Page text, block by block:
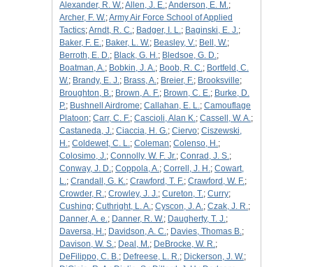
Alexander, R. W.;Allen, J. E.;Anderson, E. M.;
Archer, F. W.;Army Air Force School of Applied
Tactics;Arndt, R. C.; Badger, I. L.; Baginski, E. J.;
Baker, F. E.; Baker, L. W.; Beasley, V.; Bell, W.;
Berroth, E. D.; Black, G. H.; Bledsoe, G. D.;
Boatman, A.; Bobkin, J. A.; Boob, R. C.; Bortfeld, C.
W.; Brandy, E. J.; Brass, A.; Breier, F.; Brooksville;
Broughton, B.; Brown, A. F.; Brown, C. E.; Burke, D.
P.; Bushnell Airdrome; Callahan, E. L.; Camouflage
Platoon; Carr, C. F.; Cascioli, Alan K.; Cassell, W. A.;
Castaneda, J.; Ciaccia, H. G.; Ciervo; Ciszewski,
H.; Coldewet, C. L.; Coleman; Colenso, H.;
Colosimo, J.; Connolly, W. F. Jr.; Conrad, J. S.;
Conway, J. D.; Coppola, A.; Correll, J. H.; Cowart,
L.; Crandall, G. K.; Crawford, T. F.; Crawford, W. F.;
Crowder, R.; Crowley, J. J.; Cureton, T.; Curry;
Cushing; Cuthright, L. A.; Cyscon, J. A.; Czak, J. R.;
Danner, A. e.; Danner, R. W.; Daugherty, T. J.;
Daversa, H.; Davidson, A. C.; Davies, Thomas B.;
Davison, W. S.; Deal, M.; DeBrocke, W. R.;
DeFilippo, C. B.; Defreese, L. R.; Dickerson, J. W.;